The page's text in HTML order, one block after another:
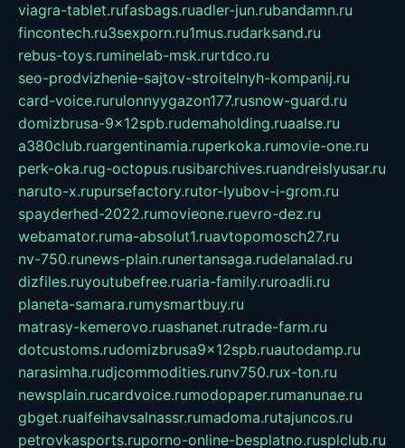
viagra-tablet.rufasbags.ruadler-jun.rubandamn.ru
fincontech.ru3sexporn.ru1mus.rudarksand.ru
rebus-toys.ruminelab-msk.rurtdco.ru
seo-prodvizhenie-sajtov-stroitelnyh-kompanij.ru
card-voice.rurulonnyygazon177.rusnow-guard.ru
domizbrusa-9x12spb.rudemaholding.ruaalse.ru
a380club.ruargentinamia.ruperkoka.rumovie-one.ru
perk-oka.rug-octopus.rusibarchives.ruandreislyusar.ru
naruto-x.rupursefactory.rutor-lyubov-i-grom.ru
spayderhed-2022.rumovieone.ruevro-dez.ru
webamator.ruma-absolut1.ruavtopomosch27.ru
nv-750.runews-plain.runertansaga.rudelanalad.ru
dizfiles.ruyoutubefree.ruaria-family.ruroadli.ru
planeta-samara.rumysmartbuy.ru
matrasy-kemerovo.ruashanet.rutrade-farm.ru
dotcustoms.rudomizbrusa9x12spb.ruautodamp.ru
narasimha.rudjcommodities.runv750.rux-ton.ru
newsplain.rucardvoice.rumodopaper.rumanunae.ru
gbget.rualfeihavsalnassr.rumadoma.rutajuncos.ru
petrovkasports.ruporno-online-besplatno.rusplclub.ru